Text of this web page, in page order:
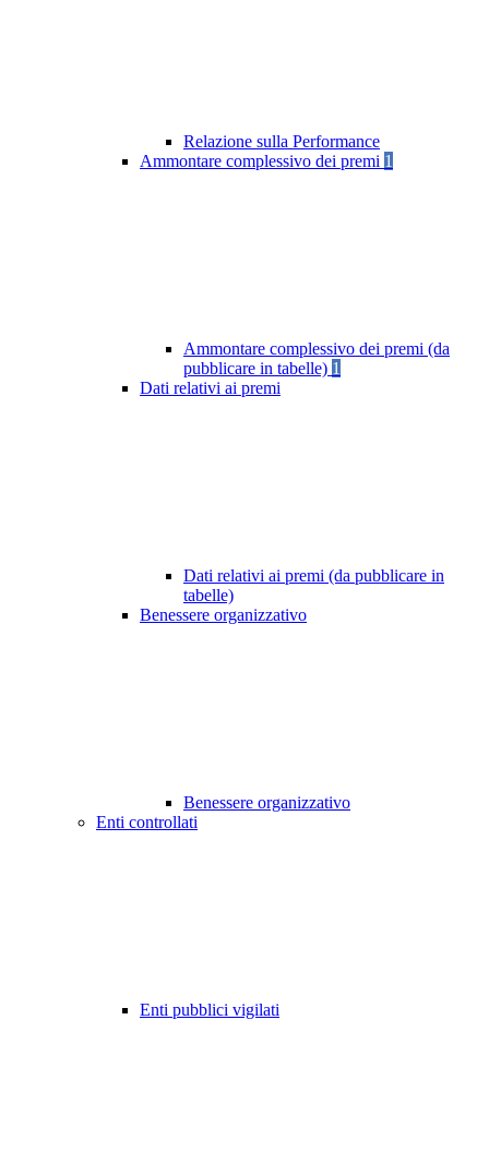
Relazione sulla Performance
Ammontare complessivo dei premi 1
Ammontare complessivo dei premi (da
pubblicare in tabelle) 1
Dati relativi ai premi
Dati relativi ai premi (da pubblicare in
tabelle)
Benessere organizzativo
Benessere organizzativo
Enti controllati
Enti pubblici vigilati